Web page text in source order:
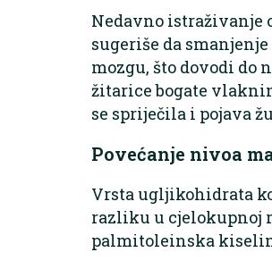
Nedavno
sugeriše da
mozgu, što dovodi do
žitarice bogate
se spriječila i pojava
Povećanje nivoa
Vrsta ugljikohidrata
razliku u cjelokupnoj
palmitoleinska